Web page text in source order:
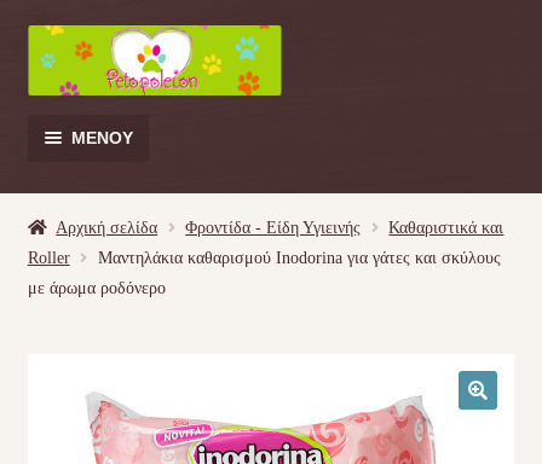
Απευθείας
μετάβαση
στην
πλοήγηση
Μετάβαση
σε
περιεχόμενο
ΜΕΝΟΎ
Γάτα
Κουνέλι
Αρχική σελίδα Φροντίδα - Είδη Υγιεινής
Καθαριστικά και
Roller
Μαντηλάκια καθαρισμού Inodorina για γάτες και σκύλους
με άρωμα ροδόνερο